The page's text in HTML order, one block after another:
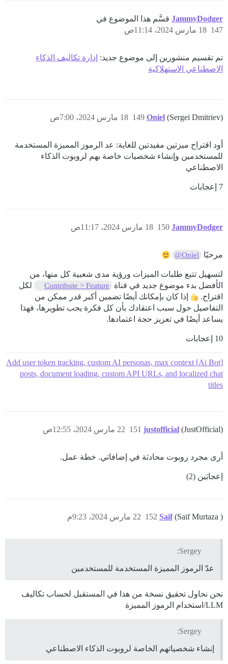
JammyDodger قسَّم هذا الموضوع في
18 مارس 2024، 11:14ص 147
تم تقسيم منشورين إلى موضوع جديد: إدارة تكاليف الذكاء
الاصطناعي الاستهلاكية
Oniel (Sergei Dmitriev) 18 مارس 2024، 7:00ص 149
أود اقتراح ميزتين مفيدتين للغاية: عد الرموز المميزة المستخدمة
للمستخدمين وإنشاء شخصيات خاصة بهم لروبوت الذكاء
الاصطناعي
7 إعجابات
JammyDodger 18 مارس 2024، 11:17ص 150
مرحبًا @Oniel
لتسهيل تتبع طلبات الميزات ورؤية مدى شعبية كل منها، من
الأفضل بدء موضوع جديد في قناة
Contribute > Feature
لكل
اقتراح.
إذا كان بإمكانك أيضًا تضمين أكبر قدر ممكن من
التفاصيل حول سبب اعتقادك بأن كل فكرة يجب تطويرها، فهذا
يساعد أيضًا في تعزيز حجة اعتمادها.
10 إعجابات
[Ai Bot] Add user token tracking, custom AI personas, max context
posts, document loading, custom API URLs, and localized chat
titles
justofficial (JustOfficial) 22 مارس 2024، 12:55ص 151
أرى مجرد روبوت محادثة في إضافاتي. خطة عمل.
إعجابَين (2)
Saif (Saif Murtaza ) 22 مارس 2024، 9:23م 152
Sergey:
عدّ الرموز المميزة المستخدمة للمستخدمين
نحن نحاول تحقيق نسخة من هذا في المستقبل لحساب تكاليف
LLM/استخدام الرموز المميزة
Sergey:
إنشاء شخصياتهم الخاصة لروبوت الذكاء الاصطناعي